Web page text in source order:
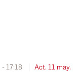
- 17:18
Act. 11 may.